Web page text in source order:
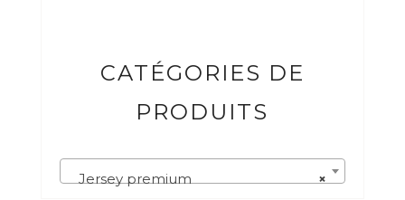
CATÉGORIES DE
PRODUITS
×
Jersey premium